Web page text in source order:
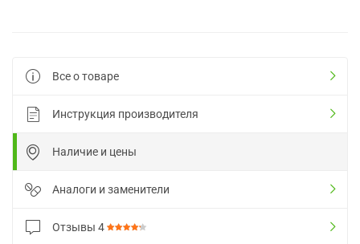
Все о товаре
Инструкция производителя
Наличие и цены
Аналоги и заменители
Отзывы 4